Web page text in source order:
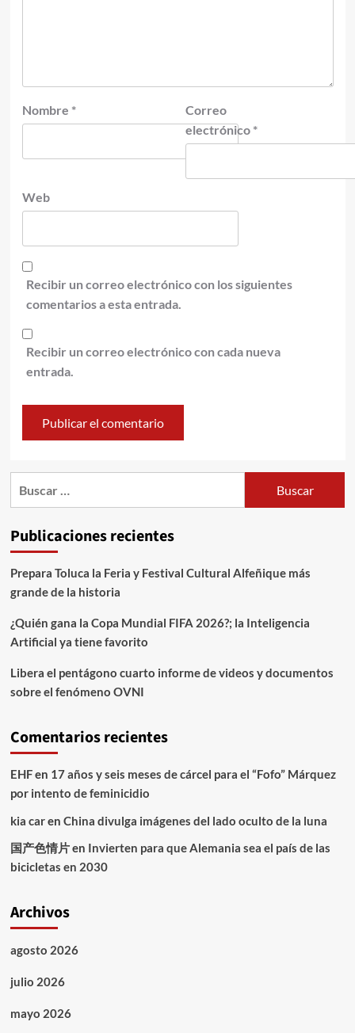
Nombre *
Correo
electrónico *
Web
Recibir un correo electrónico con los siguientes
comentarios a esta entrada.
Recibir un correo electrónico con cada nueva
entrada.
Publicaciones recientes
Prepara Toluca la Feria y Festival Cultural Alfeñique más
grande de la historia
¿Quién gana la Copa Mundial FIFA 2026?; la Inteligencia
Artificial ya tiene favorito
Libera el pentágono cuarto informe de videos y documentos
sobre el fenómeno OVNI
Comentarios recientes
EHFen 17 años y seis meses de cárcel para el “Fofo” Márquez
por intento de feminicidio
kia caren China divulga imágenes del lado oculto de la luna
国产色情片en Invierten para que Alemania sea el país de las
bicicletas en 2030
Archivos
agosto 2026
julio 2026
mayo 2026